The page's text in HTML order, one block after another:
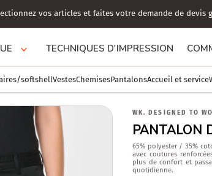
Choissisez parmis une large choix de
TECHNIQUES D'IMPRESSION
softshellVestesChemisesPantalonsAccueil et service
WK. DESIGNED TO
PANTALON
65% polyester / 35%
avec coutures
plus de confort et
quotidienne.